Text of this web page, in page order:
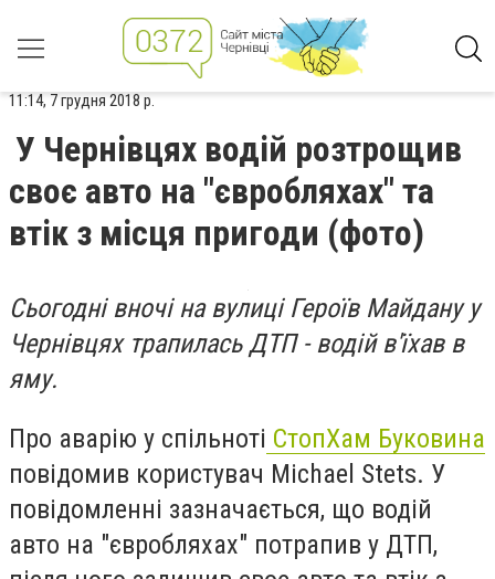
11:14, 7 грудня 2018 р.
У Чернівцях водій розтрощив
своє авто на "євробляхах" та
втік з місця пригоди (фото)
Сьогодні вночі на вулиці Героїв Майдану у
Чернівцях трапилась ДТП - водій в'їхав в
яму.
Про аварію у спільноті СтопХам Буковина
повідомив користувач Michael Stets. У
повідомленні зазначається, що водій
авто на "євробляхах" потрапив у ДТП,